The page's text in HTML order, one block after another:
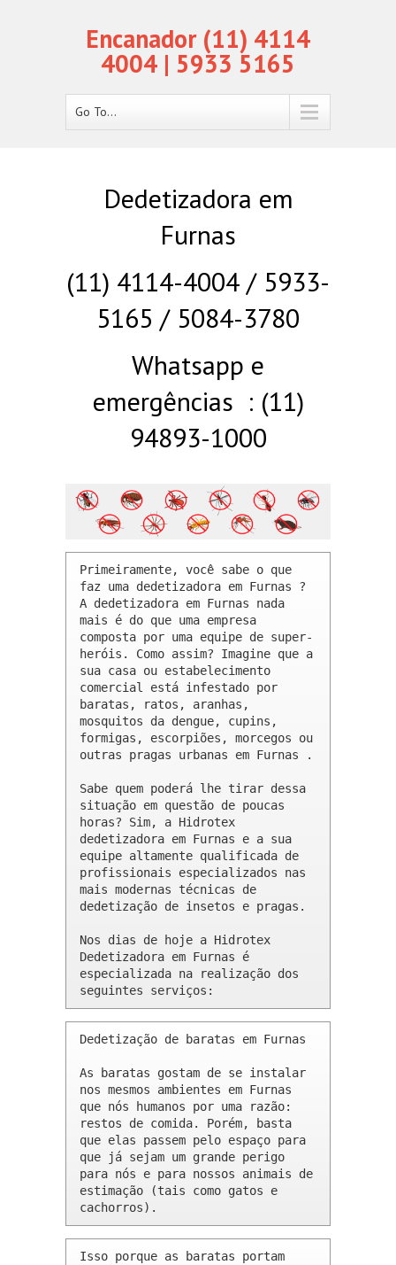
Encanador (11) 4114
4004 | 5933 5165
Go To...
Dedetizadora em
Furnas
(11) 4114-4004 / 5933-
5165 / 5084-3780
Whatsapp e
emergências : (11)
94893-1000
Primeiramente, você sabe o que
faz uma dedetizadora em Furnas ?
A dedetizadora em Furnas nada
mais é do que uma empresa
composta por uma equipe de super-
heróis. Como assim? Imagine que a
sua casa ou estabelecimento
comercial está infestado por
baratas, ratos, aranhas,
mosquitos da dengue, cupins,
formigas, escorpiões, morcegos ou
outras pragas urbanas em Furnas .
Sabe quem poderá lhe tirar dessa
situação em questão de poucas
horas? Sim, a Hidrotex
dedetizadora em Furnas e a sua
equipe altamente qualificada de
profissionais especializados nas
mais modernas técnicas de
dedetização de insetos e pragas.
Nos dias de hoje a Hidrotex
Dedetizadora em Furnas é
especializada na realização dos
seguintes serviços:
Dedetização de baratas em Furnas
As baratas gostam de se instalar
nos mesmos ambientes em Furnas
que nós humanos por uma razão:
restos de comida. Porém, basta
que elas passem pelo espaço para
que já sejam um grande perigo
para nós e para nossos animais de
estimação (tais como gatos e
cachorros).
Isso porque as baratas portam